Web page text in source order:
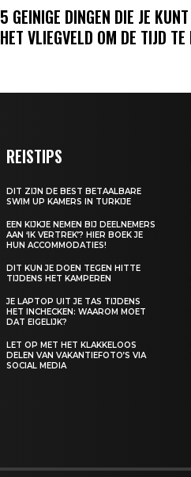
5 GEINIGE DINGEN DIE JE
HET VLIEGVELD OM DE TIJD TE
REISTIPS
DIT ZIJN DE BEST BETAALBARE
SWIM UP KAMERS IN TURKIJE
EEN KIJKJE NEMEN BIJ DEELNEMERS
AAN ‘IK VERTREK’? HIER BOEK JE
HUN ACCOMMODATIES!
DIT KUN JE DOEN TEGEN HITTE
TIJDENS HET KAMPEREN
JE LAPTOP UIT JE TAS TIJDENS
HET INCHECKEN: WAAROM MOET
DAT EIGELIJK?
LET OP MET HET KLAKKELOOS
DELEN VAN VAKANTIEFOTO’S VIA
SOCIAL MEDIA